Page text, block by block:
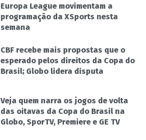
Europa League movimentam a
programação da XSports nesta
semana
CBF recebe mais propostas que o
esperado pelos direitos da Copa do
Brasil; Globo lidera disputa
Veja quem narra os jogos de volta
das oitavas da Copa do Brasil na
Globo, SporTV, Premiere e GE TV